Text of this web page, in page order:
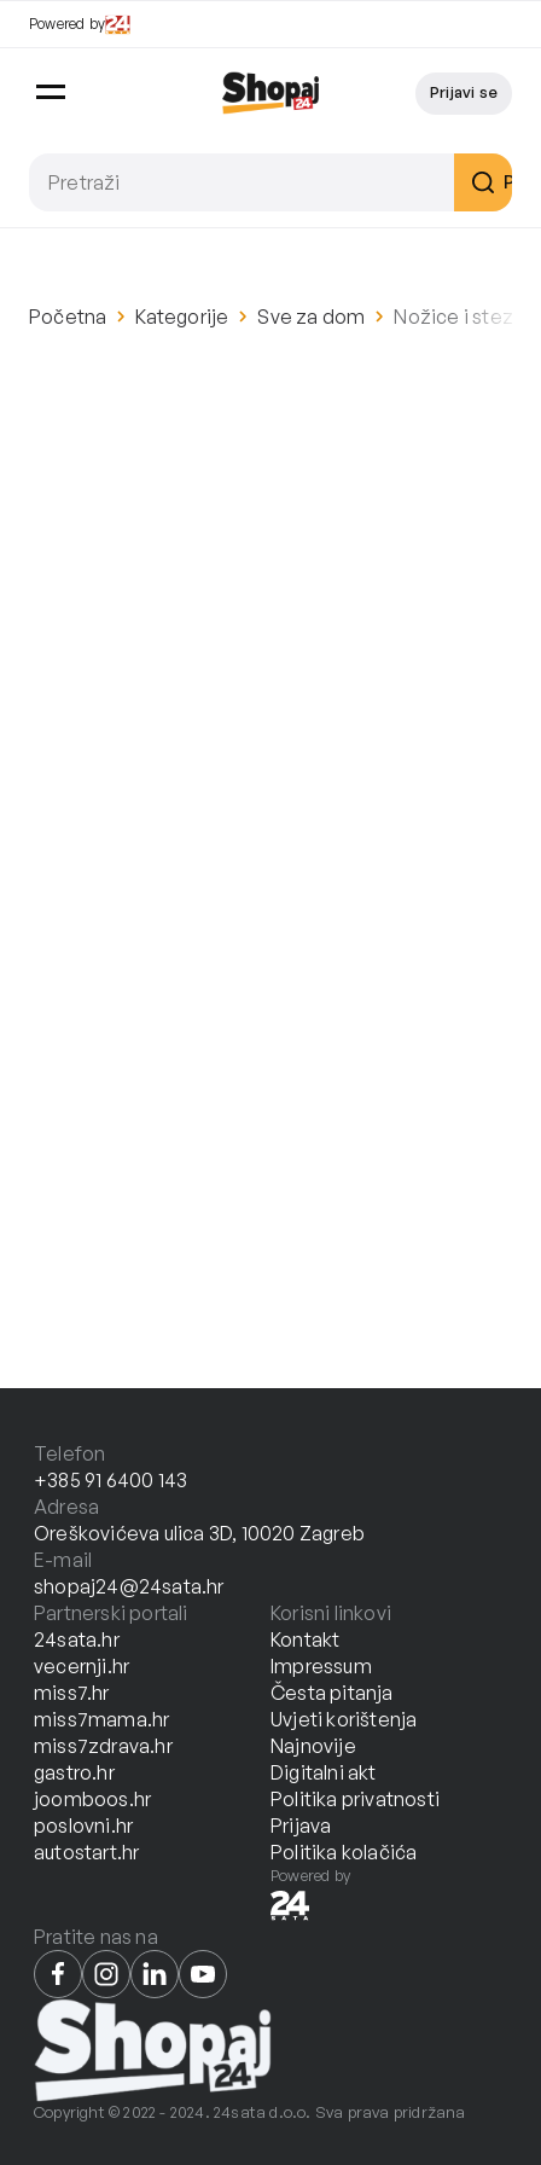
Powered by
Prijavi se
Početna Kategorije Sve za dom Nožice i
Telefon
+385 91 6400 143
Adresa
Oreškovićeva ulica 3D, 10020 Zagreb
E-mail
shopaj24@24sata.hr
Copyright © 2022 - 2024. 24sata d.o.o. Sva prava pridržana
Partnerski portali
24sata.hr
vecernji.hr
miss7.hr
miss7mama.hr
miss7zdrava.hr
gastro.hr
joomboos.hr
poslovni.hr
autostart.hr
Korisni linkovi
Kontakt
Impressum
Česta pitanja
Uvjeti korištenja
Najnovije
Digitalni akt
Politika privatnosti
Prijava
Politika kolačića
Powered by
Pratite nas na